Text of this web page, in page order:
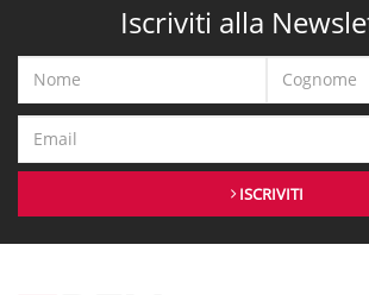
Iscriviti alla
ISCRIVITI